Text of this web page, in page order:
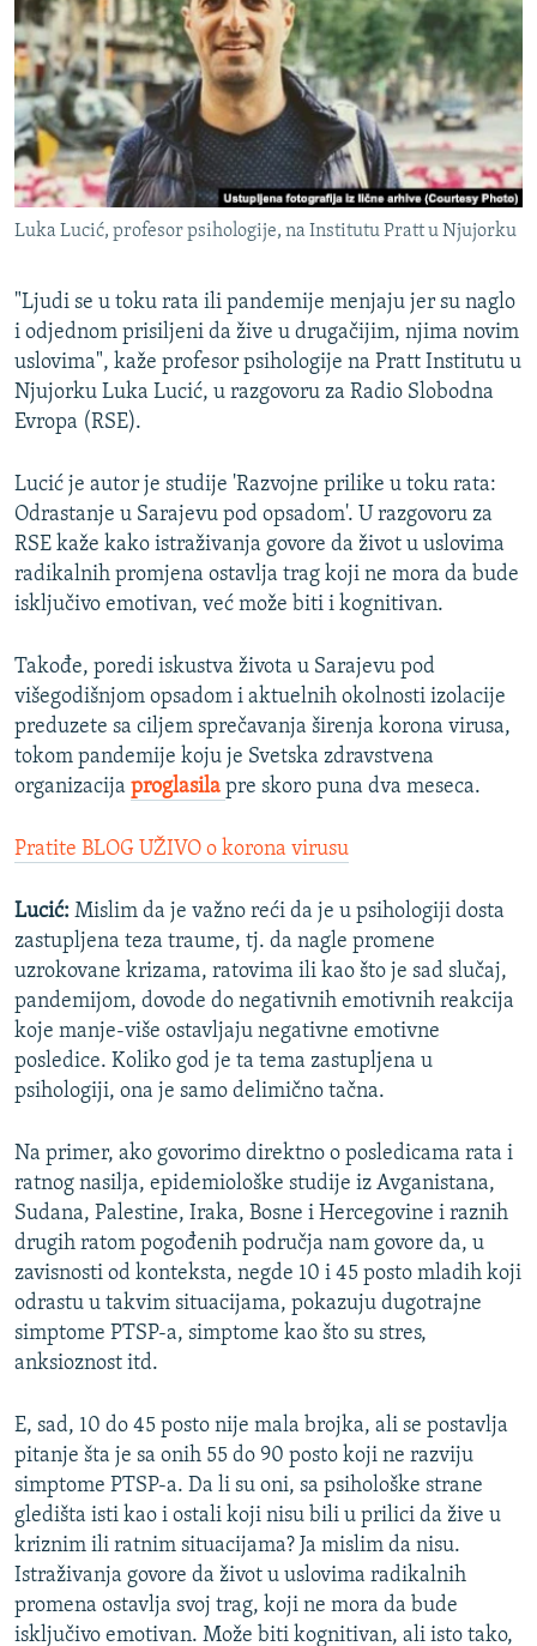
ISPRIČAJ MI
DNEVNO@RSE
SPECIJALI RSE
VIŠE OD NASLOVA
GENOCID U SREBRENICI
POPLAVE I KLIZIŠTA U BIH 2024.
POST SCRIPTUM
MOJA EVROPA
TRI DECENIJE OD RATA U BIH
NASTANAK I RASPAD JUGOSLAVIJE
PRATITE NAS
Sve RFE/RL stranice
Luka Lucić, profesor psihologije, na Institutu Pratt u Njujorku
"Ljudi se u toku rata ili pandemije menjaju jer su naglo
i odjednom prisiljeni da žive u drugačijim, njima novim
uslovima", kaže profesor psihologije na Pratt Institutu u
Njujorku Luka Lucić, u razgovoru za Radio Slobodna
Evropa (RSE).
Lucić je autor je studije 'Razvojne prilike u toku rata:
Odrastanje u Sarajevu pod opsadom'. U razgovoru za
RSE kaže kako istraživanja govore da život u uslovima
radikalnih promjena ostavlja trag koji ne mora da bude
isključivo emotivan, već može biti i kognitivan.
Takođe, poredi iskustva života u Sarajevu pod
višegodišnjom opsadom i aktuelnih okolnosti izolacije
preduzete sa ciljem sprečavanja širenja korona virusa,
tokom pandemije koju je Svetska zdravstvena
organizacija proglasila pre skoro puna dva meseca.
Pratite BLOG UŽIVO o korona virusu
Lucić: Mislim da je važno reći da je u psihologiji dosta
zastupljena teza traume, tj. da nagle promene
uzrokovane krizama, ratovima ili kao što je sad slučaj,
pandemijom, dovode do negativnih emotivnih reakcija
koje manje-više ostavljaju negativne emotivne
posledice. Koliko god je ta tema zastupljena u
psihologiji, ona je samo delimično tačna.
Na primer, ako govorimo direktno o posledicama rata i
ratnog nasilja, epidemiološke studije iz Avganistana,
Sudana, Palestine, Iraka, Bosne i Hercegovine i raznih
drugih ratom pogođenih područja nam govore da, u
zavisnosti od konteksta, negde 10 i 45 posto mladih koji
odrastu u takvim situacijama, pokazuju dugotrajne
simptome PTSP-a, simptome kao što su stres,
anksioznost itd.
E, sad, 10 do 45 posto nije mala brojka, ali se postavlja
pitanje šta je sa onih 55 do 90 posto koji ne razviju
simptome PTSP-a. Da li su oni, sa psihološke strane
gledišta isti kao i ostali koji nisu bili u prilici da žive u
kriznim ili ratnim situacijama? Ja mislim da nisu.
Istraživanja govore da život u uslovima radikalnih
promena ostavlja svoj trag, koji ne mora da bude
isključivo emotivan. Može biti kognitivan, ali isto tako,